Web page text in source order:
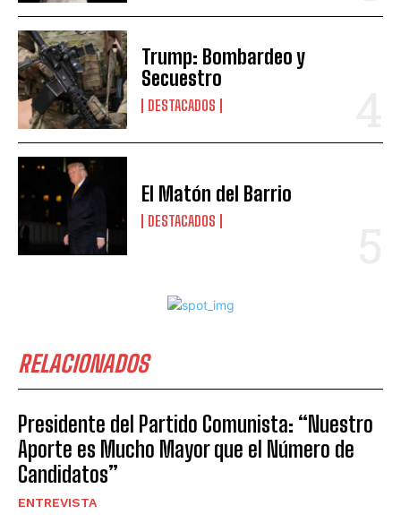
Trump: Bombardeo y
Secuestro
DESTACADOS
El Matón del Barrio
DESTACADOS
RELACIONADOS
Presidente del Partido Comunista: “Nuestro
Aporte es Mucho Mayor que el Número de
Candidatos”
ENTREVISTA